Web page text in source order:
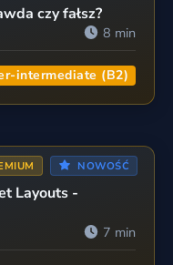
czy fałsz?
8 min
intermediate (B2)
NOWOŚĆ
Layouts -
7 min